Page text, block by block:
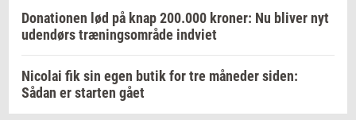
Donationen lød på knap 200.000 kroner: Nu bliver nyt
udendørs træningsområde indviet
Nicolai fik sin egen butik for tre måneder siden:
Sådan er starten gået